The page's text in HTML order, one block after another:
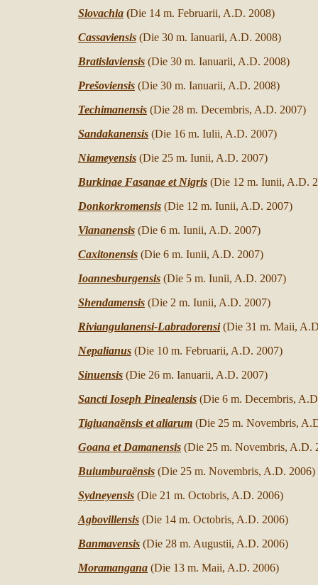
Slovachia (Die 14 m. Februarii, A.D. 2008)
Cassaviensis (Die 30 m. Ianuarii, A.D. 2008)
Bratislaviensis (Die 30 m. Ianuarii, A.D. 2008)
Prešoviensis (Die 30 m. Ianuarii, A.D. 2008)
Techimanensis (Die 28 m. Decembris, A.D. 2007)
Sandakanensis (Die 16 m. Iulii, A.D. 2007)
Niameyensis (Die 25 m. Iunii, A.D. 2007)
Burkinae Fasanae et Nigris (Die 12 m. Iunii, A.D.
Donkorkromensis (Die 12 m. Iunii, A.D. 2007)
Viananensis (Die 6 m. Iunii, A.D. 2007)
Caxitonensis (Die 6 m. Iunii, A.D. 2007)
Ioannesburgensis (Die 5 m. Iunii, A.D. 2007)
Shendamensis (Die 2 m. Iunii, A.D. 2007)
Riviangulanensi-Labradorensi (Die 31 m. Maii,
Nepalianus (Die 10 m. Februarii, A.D. 2007)
Sinuensis (Die 26 m. Ianuarii, A.D. 2007)
Sancti Ioseph Pinealensis (Die 6 m. Decembris,
Tigiuanaënsis et aliarum (Die 25 m. Novembris,
Goana et Damanensis (Die 25 m. Novembris, A.D.
Buiumburaënsis (Die 25 m. Novembris, A.D. 2006)
Sydneyensis (Die 21 m. Octobris, A.D. 2006)
Agbovillensis (Die 14 m. Octobris, A.D. 2006)
Banmavensis (Die 28 m. Augustii, A.D. 2006)
Moramangana (Die 13 m. Maii, A.D. 2006)